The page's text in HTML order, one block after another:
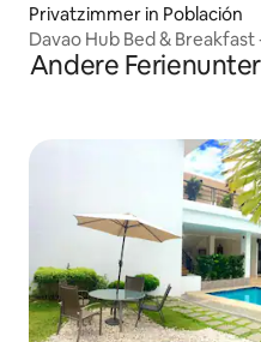
Privatzimmer in Población
Davao Hub Bed &
Andere